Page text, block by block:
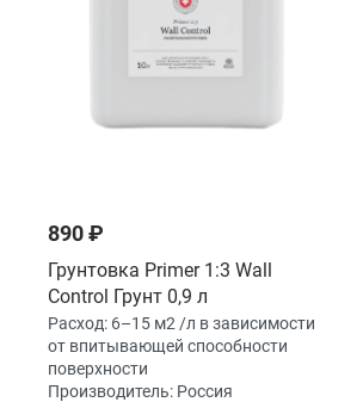
890 ₽
Грунтовка Primer 1:3 Wall
Control Грунт 0,9 л
Расход: 6–15 м2 /л в зависимости
от впитывающей способности
поверхности
Производитель: Россия